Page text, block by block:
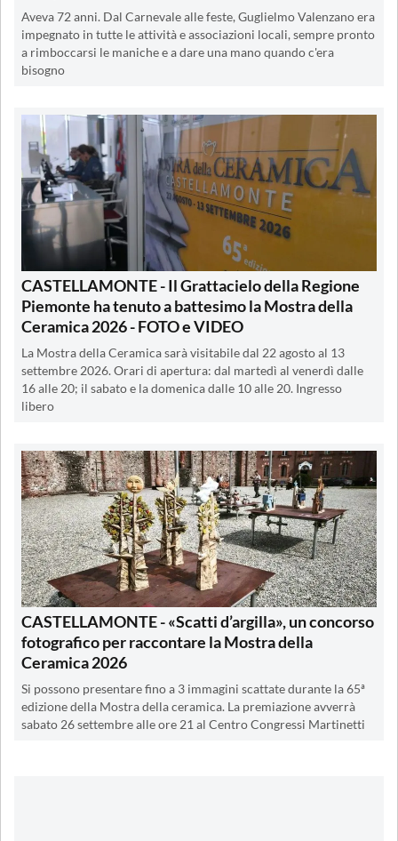
Aveva 72 anni. Dal Carnevale alle feste, Guglielmo Valenzano era
impegnato in tutte le attività e associazioni locali, sempre pronto
a rimboccarsi le maniche e a dare una mano quando c'era
bisogno
CASTELLAMONTE - Il Grattacielo della Regione
Piemonte ha tenuto a battesimo la Mostra della
Ceramica 2026 - FOTO e VIDEO
La Mostra della Ceramica sarà visitabile dal 22 agosto al 13
settembre 2026. Orari di apertura: dal martedì al venerdì dalle
16 alle 20; il sabato e la domenica dalle 10 alle 20. Ingresso
libero
CASTELLAMONTE - «Scatti d’argilla», un concorso
fotografico per raccontare la Mostra della
Ceramica 2026
Si possono presentare fino a 3 immagini scattate durante la 65ª
edizione della Mostra della ceramica. La premiazione avverrà
sabato 26 settembre alle ore 21 al Centro Congressi Martinetti